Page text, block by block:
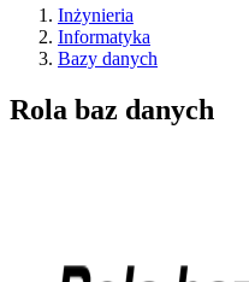
Inżynieria
Informatyka
Bazy danych
Rola baz danych